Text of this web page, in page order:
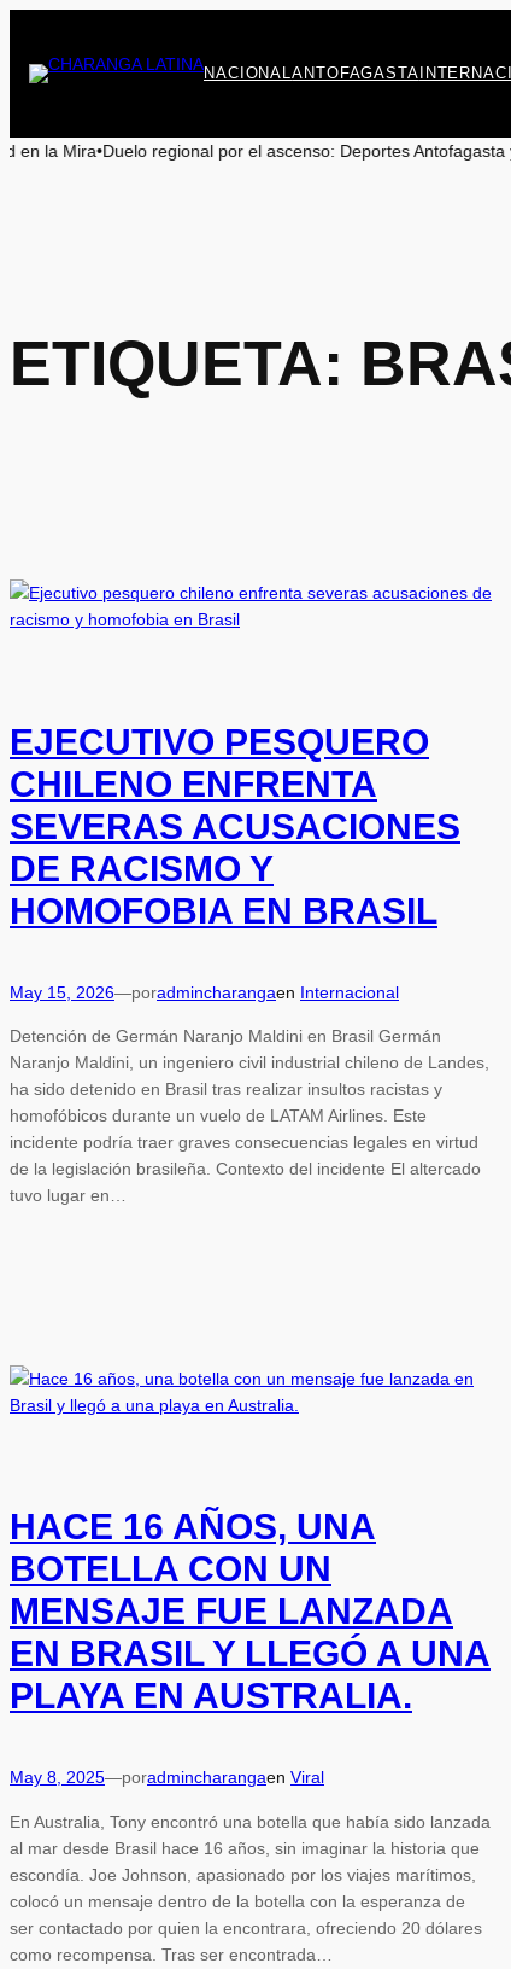
contenido
NACIONALANTOFAGASTA
regional por el ascenso: Deportes Antofagasta y Cobreloa se
ETIQUETA:
EJECUTIVO PESQUERO
CHILENO ENFRENTA
SEVERAS ACUSACIONES
DE RACISMO Y
HOMOFOBIA EN BRASIL
May 15, 2026—poradmincharangaen Internacional
Detención de Germán Naranjo Maldini en Brasil Germán
Naranjo Maldini, un ingeniero civil industrial chileno de Landes,
ha sido detenido en Brasil tras realizar insultos racistas y
homofóbicos durante un vuelo de LATAM Airlines. Este
incidente podría traer graves consecuencias legales en virtud
de la legislación brasileña. Contexto del incidente El altercado
tuvo lugar en…
HACE 16 AÑOS, UNA
BOTELLA CON UN
MENSAJE FUE LANZADA
EN BRASIL Y LLEGÓ A UNA
PLAYA EN AUSTRALIA.
May 8, 2025—poradmincharangaen Viral
En Australia, Tony encontró una botella que había sido lanzada
al mar desde Brasil hace 16 años, sin imaginar la historia que
escondía. Joe Johnson, apasionado por los viajes marítimos,
colocó un mensaje dentro de la botella con la esperanza de
ser contactado por quien la encontrara, ofreciendo 20 dólares
como recompensa. Tras ser encontrada…